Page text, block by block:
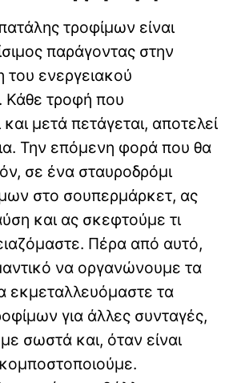
τροφίμων είναι
παράγοντας στην
του ενεργειακού
τροφή που
μετά πετάγεται, αποτελεί
Την επόμενη φορά που θα
σε ένα σταυροδρόμι
στο σουπερμάρκετ, ας
και ας σκεφτούμε τι
Πέρα από αυτό,
να οργανώνουμε τα
εκμεταλλευόμαστε τα
για άλλες συνταγές,
σωστά και, όταν είναι